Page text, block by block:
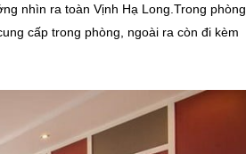
nhìn ra toàn Vịnh Hạ Long.Trong phòng
cấp trong phòng, ngoài ra còn đi kèm